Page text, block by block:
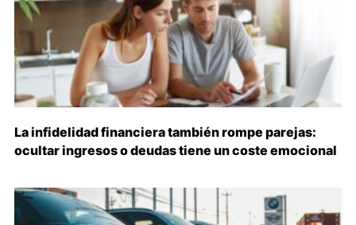
La infidelidad financiera también rompe parejas:
ocultar ingresos o deudas tiene un coste emocional